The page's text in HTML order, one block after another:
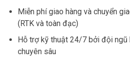
Miễn phí giao hàng và chuyển
(RTK và toàn đạc)
Hỗ trợ kỹ thuật 24/7 bởi đội ngũ
chuyên sâu